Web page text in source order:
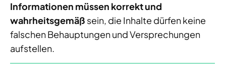
Informationen müssen korrekt und
wahrheitsgemäß sein, die Inhalte dürfen keine
falschen Behauptungen und Versprechungen
aufstellen.